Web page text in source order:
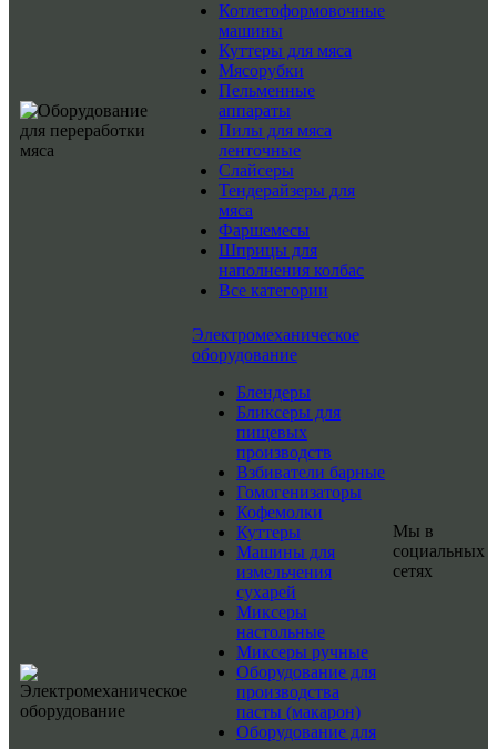
Котлетоформовочные
машины
Куттеры для мяса
Мясорубки
Пельменные
аппараты
Пилы для мяса
ленточные
Слайсеры
Тендерайзеры для
мяса
Фаршемесы
Шприцы для
наполнения колбас
Все категории
Электромеханическое
оборудование
Блендеры
Бликсеры для
пищевых
производств
Взбиватели барные
Гомогенизаторы
Кофемолки
Куттеры
Машины для
измельчения
сухарей
Миксеры
настольные
Миксеры ручные
Оборудование для
производства
пасты (макарон)
Оборудование для
Мы в
социальных
сетях